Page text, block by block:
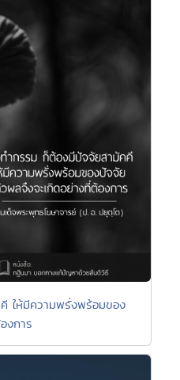
ให้มีความพรั่งพร้อมของ
งการ